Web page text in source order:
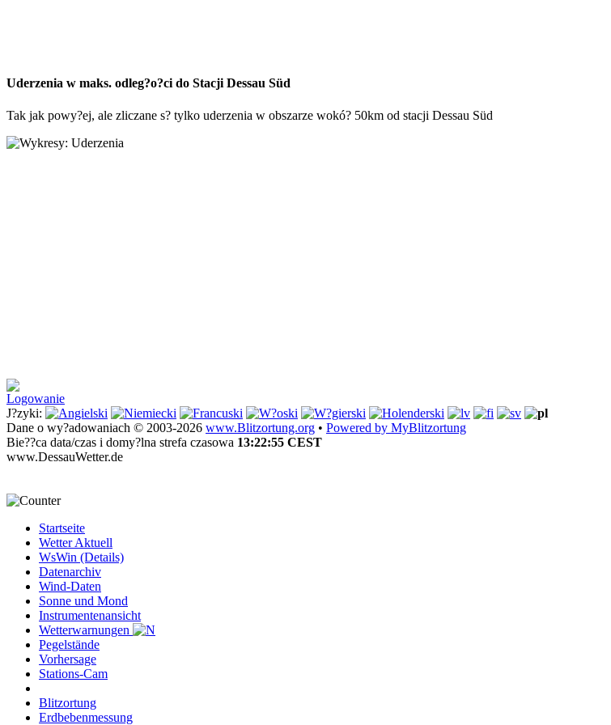
Uderzenia w maks. odleg?o?ci do Stacji Dessau Süd
Tak jak powy?ej, ale zliczane s? tylko uderzenia w obszarze wokó? 50km od stacji Dessau Süd
Logowanie
J?zyki:
Dane o wy?adowaniach © 2003-2026 www.Blitzortung.org • Powered by MyBlitzortung
Bie??ca data/czas i domy?lna strefa czasowa 13:22:55 CEST
www.DessauWetter.de
Startseite
Wetter Aktuell
WsWin (Details)
Datenarchiv
Wind-Daten
Sonne und Mond
Instrumentenansicht
Wetterwarnungen
Pegelstände
Vorhersage
Stations-Cam
Blitzortung
Erdbebenmessung